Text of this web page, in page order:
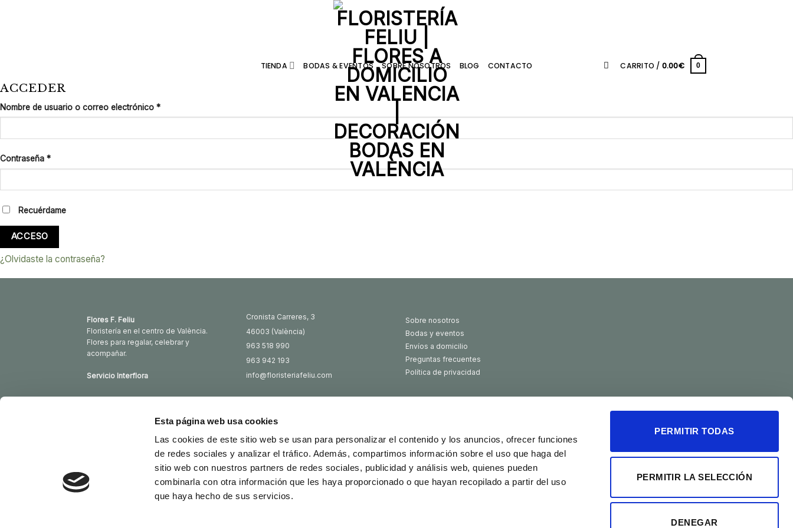
Esta página web usa cookies
Las cookies de este sitio web se usan para personalizar el contenido y los anuncios, ofrecer funciones
de redes sociales y analizar el tráfico. Además, compartimos información sobre el uso que haga del
sitio web con nuestros partners de redes sociales, publicidad y análisis web, quienes pueden
combinarla con otra información que les haya proporcionado o que hayan recopilado a partir del uso
que haya hecho de sus servicios.
PERMITIR TODAS
PERMITIR LA SELECCIÓN
DENEGAR
TIENDA BODAS & EVENTOS SOBRE NOSOTROS BLOG CONTACTO CARRITO / 0.00€ 0
ACCEDER
Nombre de usuario o correo electrónico *Obligatorio
Contraseña *Obligatorio
Recuérdame
ACCESO
¿Olvidaste la contraseña?
Flores F. Feliu
Floristería en el centro de València.
Flores para regalar, celebrar y
acompañar.
Servicio Interflora
Cronista Carreres, 3
46003 (València)
963 518 990
963 942 193
info@floristeriafeliu.com
Sobre nosotros
Bodas y eventos
Envíos a domicilio
Preguntas frecuentes
Política de privacidad
Stripe MasterCardCash
Delivery
FLOWER DELIVERY IN VALÈNCIA
Copyright 2026 ©Flores Feliu